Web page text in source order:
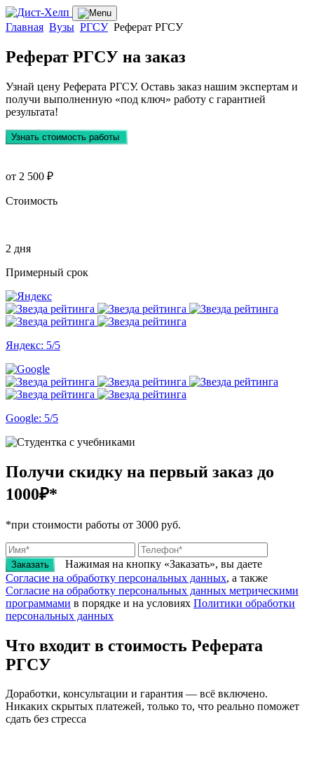
Главная Вузы РГСУ Реферат РГСУ
Реферат РГСУ на заказ
Узнай цену Реферата РГСУ. Оставь заказ нашим экспертам и
получи выполненную «под ключ» работу с гарантией
результата!
Узнать стоимость работы
от 2 500 ₽
Стоимость
2 дня
Примерный срок
Яндекс: 5/5
Google: 5/5
Получи скидку на первый заказ до
1000₽*
*при стоимости работы от 3000 руб.
Заказать
Нажимая на кнопку «Заказать», вы даете
Согласие на обработку персональных данных, а также
Согласие на обработку персональных данных метрическими
программами в порядке и на условиях Политики обработки
персональных данных
Что входит в стоимость Реферата
РГСУ
Доработки, консультации и гарантия — всё включено.
Никаких скрытых платежей, только то, что реально поможет
сдать без стресса